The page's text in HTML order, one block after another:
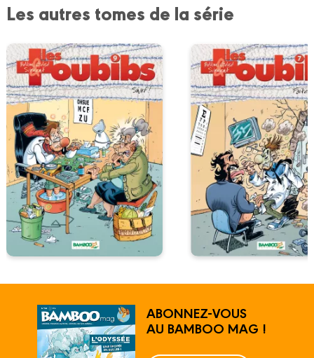
Les autres tomes de la série
ABONNEZ-VOUS
AU BAMBOO MAG !